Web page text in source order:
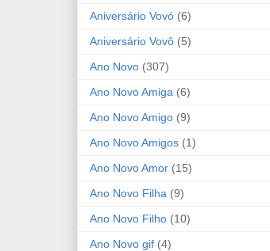
Aniversário Vovó (6)
Aniversário Vovô (5)
Ano Novo (307)
Ano Novo Amiga (6)
Ano Novo Amigo (9)
Ano Novo Amigos (1)
Ano Novo Amor (15)
Ano Novo Filha (9)
Ano Novo Filho (10)
Ano Novo gif (4)